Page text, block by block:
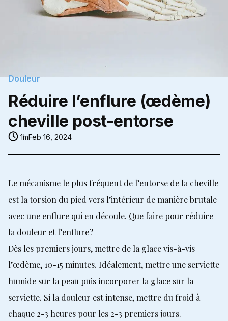
Douleur
Réduire l’enflure (œdème)
cheville post-entorse
1mFeb 16, 2024
Le mécanisme le plus fréquent de l’entorse de la cheville
est la torsion du pied vers l’intérieur de manière brutale
avec une enflure qui en découle. Que faire pour réduire
la douleur et l’enflure?
Dès les premiers jours, mettre de la glace vis-à-vis
l’œdème, 10-15 minutes. Idéalement, mettre une serviette
humide sur la peau puis incorporer la glace sur la
serviette. Si la douleur est intense, mettre du froid à
chaque 2-3 heures pour les 2-3 premiers jours.